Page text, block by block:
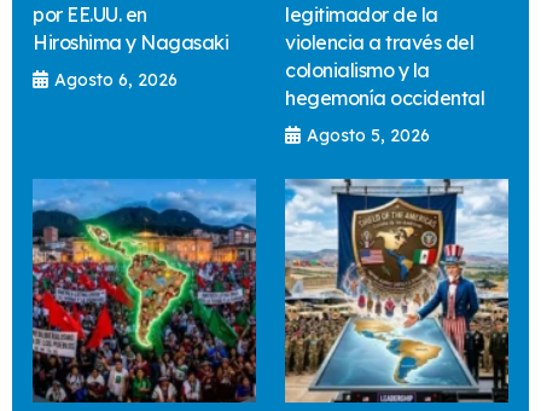
por EE.UU. en
Hiroshima y Nagasaki
Agosto 6, 2026
legitimador de la
violencia a través del
colonialismo y la
hegemonía occidental
Agosto 5, 2026